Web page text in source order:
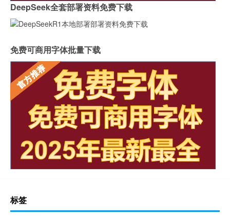
DeepSeek全套部署资料免费下载
免费可商用字体批量下载
标签